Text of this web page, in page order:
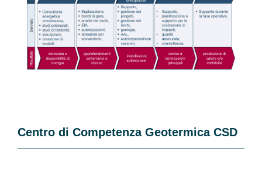
Centro di Competenza Geotermica CSD